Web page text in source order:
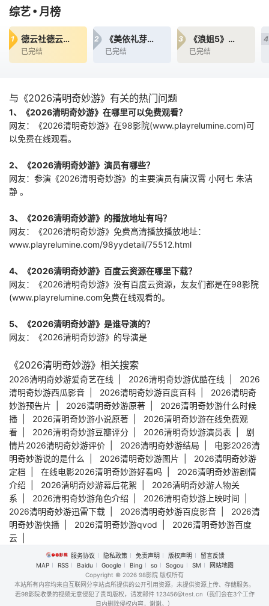
综艺•月榜
1 德云社德云三筱相声专场天津站2025
已完结
2 《美依礼芽&amp;特酷B站独家直播》全程回顾
已完结
3 《浪姐5》吃瓜汇总
已完结
4
与《2026清明奇妙游》有关的热门问题
1、《2026清明奇妙游》在哪里可以免费观看？
网友：《2026清明奇妙游》在98影院(www.playrelumine.com)可
以免费在线观看。
2、《2026清明奇妙游》演员有哪些？
网友：参演《2026清明奇妙游》的主要演员有唐汉霄 小阿七 朱洁
静 。
3、《2026清明奇妙游》的播放地址有吗？
网友：《2026清明奇妙游》免费高清播放播放地址：
www.playrelumine.com/98yydetail/75512.html
4、《2026清明奇妙游》百度云资源在哪里下载？
网友：《2026清明奇妙游》没有百度云资源，友友们都是在98影院
(www.playrelumine.com免费在线观看的。
5、《2026清明奇妙游》是谁导演的？
网友：《2026清明奇妙游》的导演是
《2026清明奇妙游》相关搜索
2026清明奇妙游爱奇艺在线 2026清明奇妙游优酷在线
2026
清明奇妙游西瓜影音
2026清明奇妙游百度百科
2026清明奇
妙游预告片
2026清明奇妙游原著
2026清明奇妙游什么时候
播
2026清明奇妙游小说原著
2026清明奇妙游在线免费观
看
2026清明奇妙游豆瓣评分 2026清明奇妙游演员表
剧
情片2026清明奇妙游评价
2026清明奇妙游结局
电影2026清
明奇妙游说的是什么
2026清明奇妙游图片
2026清明奇妙游
定档
在线电影2026清明奇妙游好看吗
2026清明奇妙游剧情
介绍
2026清明奇妙游幕后花絮
2026清明奇妙游人物关
系
2026清明奇妙游角色介绍 2026清明奇妙游上映时间
2026清明奇妙游迅雷下载
2026清明奇妙游百度影音
2026清
明奇妙游快播
2026清明奇妙游qvod
2026清明奇妙游百度
云
服务协议 隐私政策 免责声明 版权声明
留言反馈
MAP
RSS Baidu Google Bing so Sogou SM
网站地图
Copyright © 2026 98影院 版权所有
本站所有内容均来自互联网分享站点所提供的公开引用资源，未提供资源上传、存储服务。
若98影院收录的视频无意侵犯了贵司版权，请发邮件 123456@test.cn（我们会在3个工作
日内删除侵权内容，谢谢。）